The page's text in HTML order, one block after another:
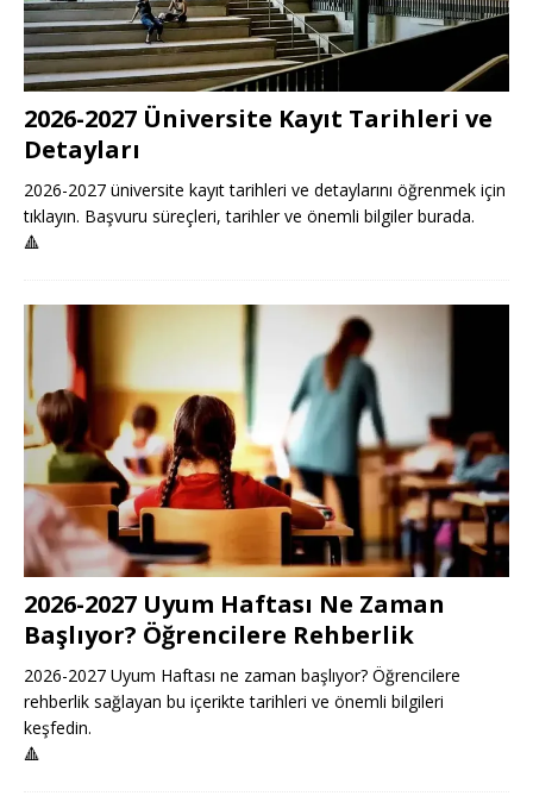
2026-2027 Üniversite Kayıt Tarihleri ve
Detayları
2026-2027 üniversite kayıt tarihleri ve detaylarını öğrenmek için
tıklayın. Başvuru süreçleri, tarihler ve önemli bilgiler burada.
🔺
2026-2027 Uyum Haftası Ne Zaman
Başlıyor? Öğrencilere Rehberlik
2026-2027 Uyum Haftası ne zaman başlıyor? Öğrencilere
rehberlik sağlayan bu içerikte tarihleri ve önemli bilgileri
keşfedin.
🔺